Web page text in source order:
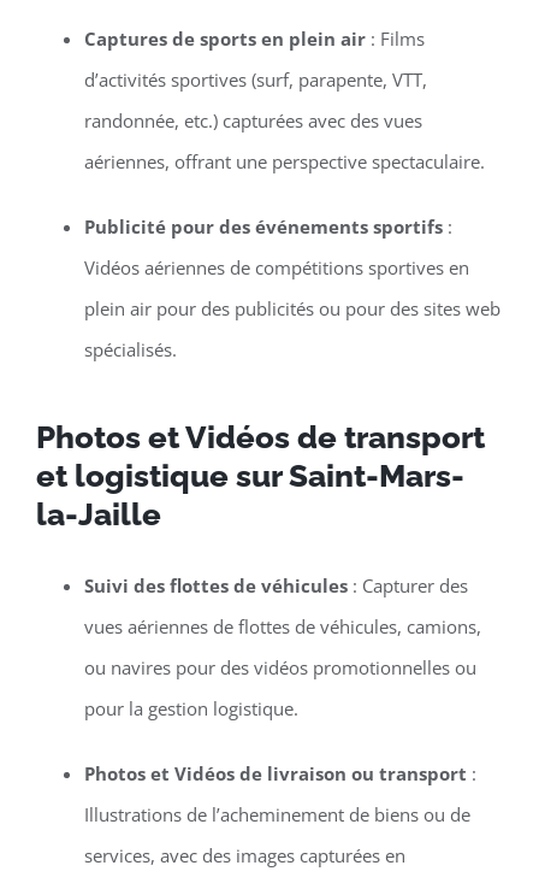
Captures de sports en plein air: Films
d’activités sportives (surf, parapente, VTT,
randonnée, etc.) capturées avec des vues
aériennes, offrant une perspective spectaculaire.
Publicité pour des événements sportifs:
Vidéos aériennes de compétitions sportives en
plein air pour des publicités ou pour des sites web
spécialisés.
Photos et Vidéos de transport
et logistique sur Saint-Mars-
la-Jaille
Suivi des flottes de véhicules: Capturer des
vues aériennes de flottes de véhicules, camions,
ou navires pour des vidéos promotionnelles ou
pour la gestion logistique.
Photos et Vidéos de livraison ou transport :
Illustrations de l’acheminement de biens ou de
services, avec des images capturées en